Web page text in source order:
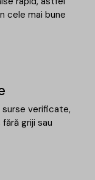
cele mai bune
surse verificate,
griji sau